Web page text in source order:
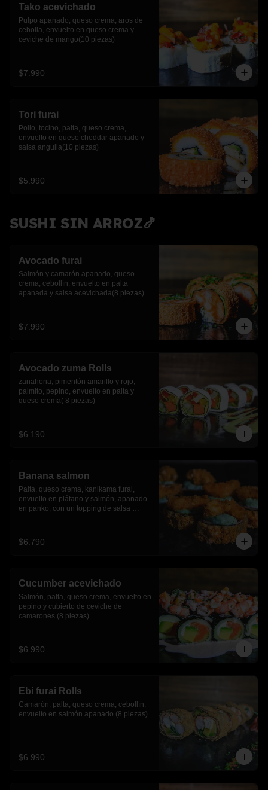
Tako acevichado
Pulpo apanado, queso crema, aros de
cebolla, envuelto en queso crema y
ceviche de mango(10 piezas)
$7.990
Tori furai
Pollo, tocino, palta, queso crema,
envuelto en queso cheddar apanado y
salsa anguila(10 piezas)
$5.990
SUSHI SIN ARROZ🍤
Avocado furai
Salmón y camarón apanado, queso
crema, cebollín, envuelto en palta
apanada y salsa acevichada(8 piezas)
$7.990
Avocado zuma Rolls
zanahoria, pimentón amarillo y rojo,
palmito, pepino, envuelto en palta y
queso crema( 8 piezas)
$6.190
Banana salmon
Palta, queso crema, kanikama furai,
envuelto en plátano y salmón, apanado
en panko, con un topping de salsa
$6.790
Cucumber acevichado
Salmón, palta, queso crema, envuelto en
pepino y cubierto de ceviche de
camarones.(8 piezas)
$6.990
Ebi furai Rolls
Camarón, palta, queso crema, cebollín,
envuelto en salmón apanado (8 piezas)
$6.990